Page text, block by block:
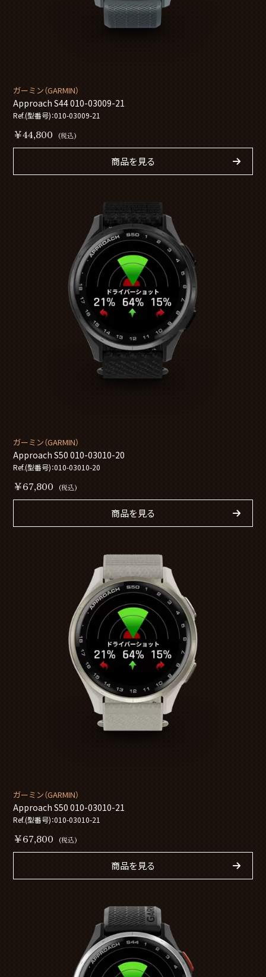
ガーミン（GARMIN）
Approach S44 010-03009-21
Ref.(型番号)：010-03009-21
￥44,800 (税込)
商品を見る
ガーミン（GARMIN）
Approach S50 010-03010-20
Ref.(型番号)：010-03010-20
￥67,800 (税込)
商品を見る
ガーミン（GARMIN）
Approach S50 010-03010-21
Ref.(型番号)：010-03010-21
￥67,800 (税込)
商品を見る